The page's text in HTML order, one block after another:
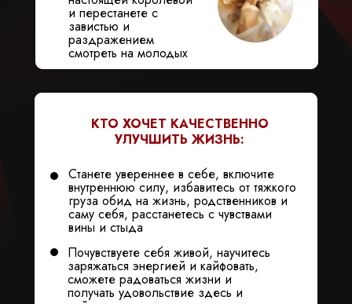
КТО ХОЧЕТ КАЧЕСТВЕННО
УЛУЧШИТЬ ЖИЗНЬ:
и перестанете с
завистью и
раздражением
смотреть на молодых
Станете увереннее в себе, включите
внутреннюю силу, избавитесь от тяжкого
груза обид на жизнь, родственников и
саму себя, расстанетесь с чувствами
вины и стыда
Почувствуете себя живой, научитесь
заряжаться энергией и кайфовать,
сможете радоваться жизни и
получать удовольствие здесь и